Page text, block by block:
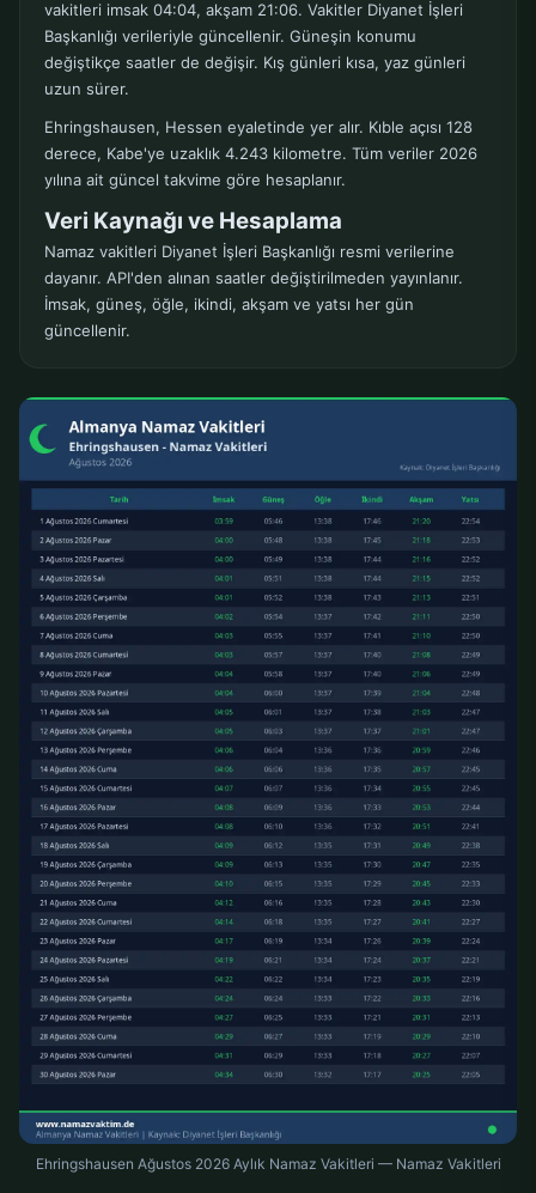
vakitleri imsak 04:04, akşam 21:06. Vakitler Diyanet İşleri
Başkanlığı verileriyle güncellenir. Güneşin konumu
değiştikçe saatler de değişir. Kış günleri kısa, yaz günleri
uzun sürer.
Ehringshausen, Hessen eyaletinde yer alır. Kıble açısı 128
derece, Kabe'ye uzaklık 4.243 kilometre. Tüm veriler 2026
yılına ait güncel takvime göre hesaplanır.
Veri Kaynağı ve Hesaplama
Namaz vakitleri Diyanet İşleri Başkanlığı resmi verilerine
dayanır. API'den alınan saatler değiştirilmeden yayınlanır.
İmsak, güneş, öğle, ikindi, akşam ve yatsı her gün
güncellenir.
Ehringshausen Ağustos 2026 Aylık Namaz Vakitleri — Namaz Vakitleri